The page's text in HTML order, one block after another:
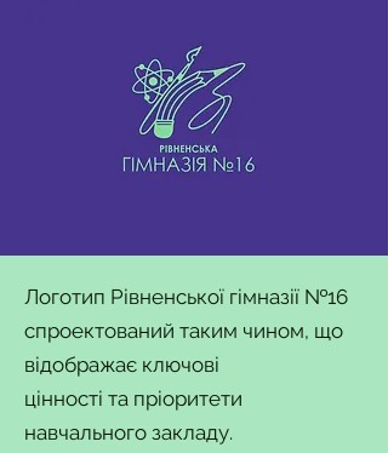
Логотип Рівненської гімназії №16
спроектований таким чином, що
відображає ключові
цінності та пріоритети
навчального закладу.